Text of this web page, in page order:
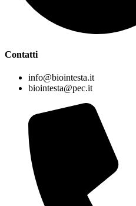
Contatti
info@biointesta.it
biointesta@pec.it